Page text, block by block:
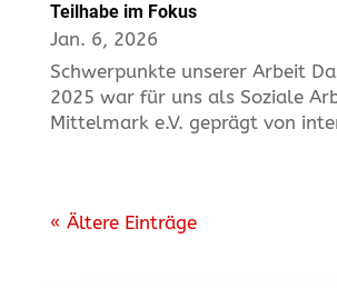
Teilhabe im Fokus
Jan. 6, 2026
Schwerpunkte unserer Arbeit
2025 war für uns als Soziale
Mittelmark e.V. geprägt von
« Ältere Einträge